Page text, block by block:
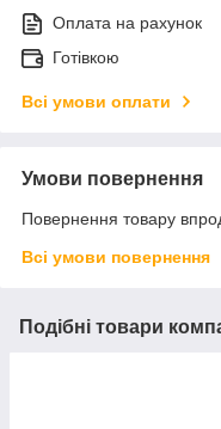
Оплата на рахунок
Готівкою
Всі умови оплати
Умови повернення
Повернення товару
Всі умови повернення
Подібні товари